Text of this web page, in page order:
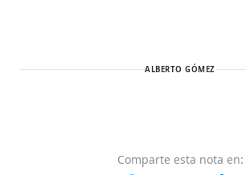
ALBERTO GÓMEZ
Comparte esta nota en: